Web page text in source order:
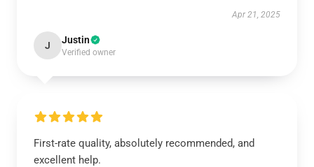
Apr 21, 2025
J Justin
Verified owner
First-rate quality, absolutely recommended, and
excellent help.